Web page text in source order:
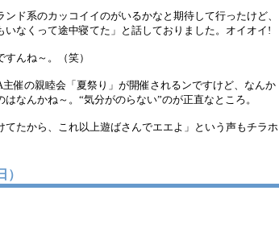
ド系のカッコイイのがいるかなと期待して行ったけど、
なくって途中寝てた」と話しておりました。オイオイ!
んね～。（笑）
催の親睦会「夏祭り」が開催されるンですけど、なんか
なんかね～。“気分がのらない”のが正直なところ。
たから、これ以上遊ばさんでエエよ」という声もチラホ
）